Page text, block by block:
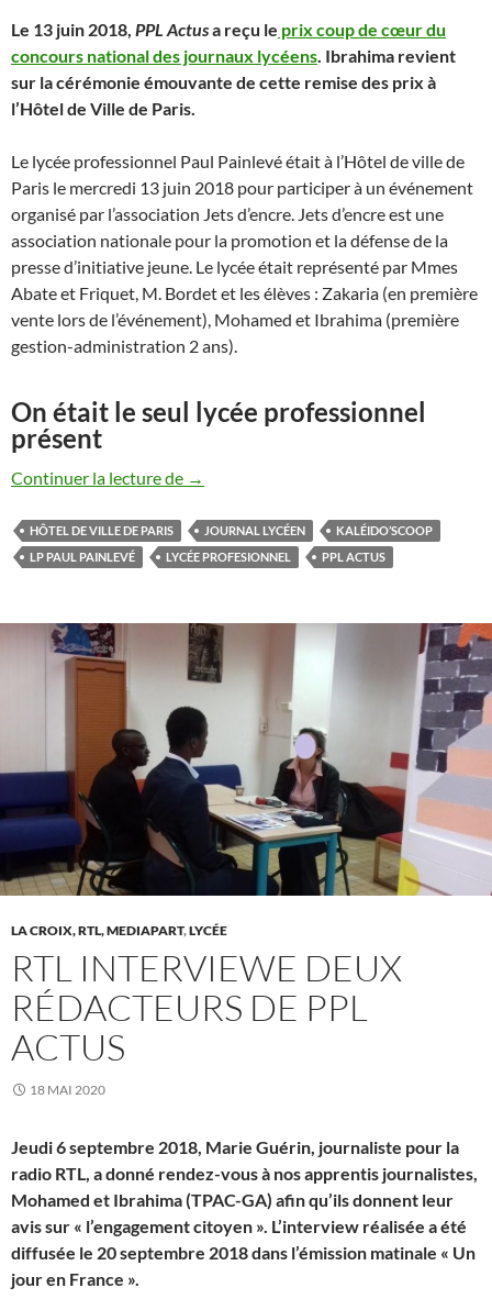
Le 13 juin 2018, PPL Actusa reçu le prix coup de cœur du
concours national des journaux lycéens. Ibrahima revient
sur la cérémonie émouvante de cette remise des prix à
l’Hôtel de Ville de Paris.
Le lycée professionnel Paul Painlevé était à l’Hôtel de ville de
Paris le mercredi 13 juin 2018 pour participer à un événement
organisé par l’association Jets d’encre. Jets d’encre est une
association nationale pour la promotion et la défense de la
presse d’initiative jeune. Le lycée était représenté par Mmes
Abate et Friquet, M. Bordet et les élèves : Zakaria (en première
vente lors de l’événement), Mohamed et Ibrahima (première
gestion-administration 2 ans).
On était le seul lycée professionnel
présent
Continuer la lecture de Au lycée pro, les mots c’est vraiment
→
HÔTEL DE VILLE DE PARIS JOURNAL LYCÉEN
KALÉIDO’SCOOP
LP PAUL PAINLEVÉ
LYCÉE PROFESIONNEL PPL ACTUS
LA CROIX, RTL, MEDIAPART,LYCÉE
RTL INTERVIEWE DEUX
RÉDACTEURS DE PPL
ACTUS
18 MAI 2020
Jeudi 6 septembre 2018, Marie Guérin, journaliste pour la
radio RTL, a donné rendez-vous à nos apprentis journalistes,
Mohamed et Ibrahima (TPAC-GA) afin qu’ils donnent leur
avis sur « l’engagement citoyen ». L’interview réalisée a été
diffusée le 20 septembre 2018 dans l’émission matinale « Un
jour en France ».